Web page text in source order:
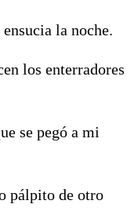
la noche.
los enterradores
se pegó a mi
pálpito de otro